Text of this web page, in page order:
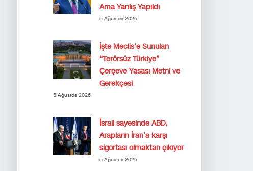
Ama Yanlış Yapıldı
5 Ağustos 2026
İşte Meclis’e Sunulan
“Terörsüz Türkiye”
Çerçeve Yasası Metni ve
Gerekçesi
5 Ağustos 2026
İsrail sayesinde ABD,
Arapların İran’a karşı
sigortası olmaktan çıkıyor
5 Ağustos 2026